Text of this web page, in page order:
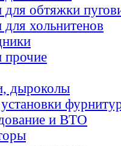
для обтяжки
для хольнитенов
прочие
дыроколы
и ВТО